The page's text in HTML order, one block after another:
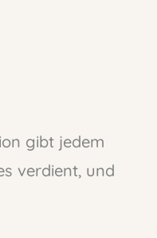
gibt jedem
verdient, und